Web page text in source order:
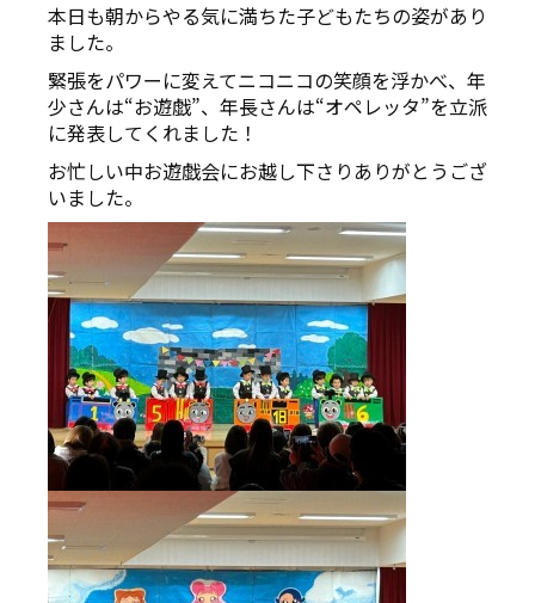
本日も朝からやる気に満ちた子どもたちの姿があり
ました。
緊張をパワーに変えてニコニコの笑顔を浮かべ、年
少さんは“お遊戯”、年長さんは“オペレッタ”を立派
に発表してくれました！
お忙しい中お遊戯会にお越し下さりありがとうござ
いました。